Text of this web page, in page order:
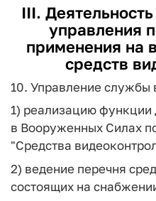
III.
управления
применения на
средств
10. Управление службы
1) реализацию функции
в Вооруженных Силах
"Средства
2) ведение перечня
состоящих на